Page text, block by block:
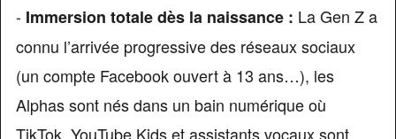
- Immersion totale dès la naissance : La Gen Z a
connu l’arrivée progressive des réseaux sociaux
(un compte Facebook ouvert à 13 ans…), les
Alphas sont nés dans un bain numérique où
TikTok, YouTube Kids et assistants vocaux sont